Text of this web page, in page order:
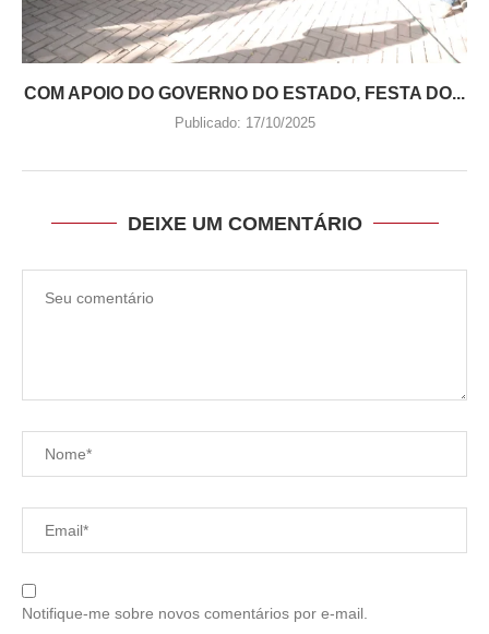
COM APOIO DO GOVERNO DO ESTADO, FESTA DO...
Publicado: 17/10/2025
DEIXE UM COMENTÁRIO
Notifique-me sobre novos comentários por e-mail.